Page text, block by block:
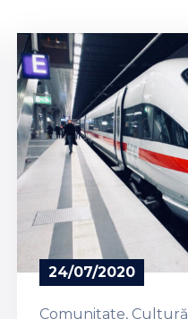
24/07/2020
Comunitate‚ Cultură